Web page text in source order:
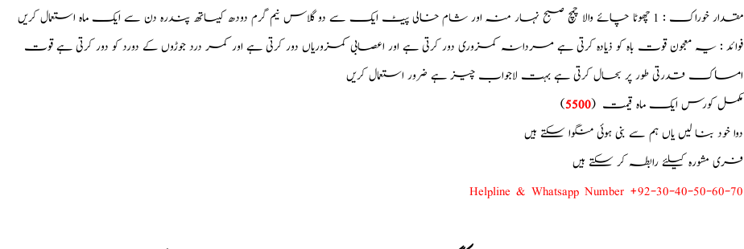
مقدار خوراک : 1 چھوٹا چائے والا چمچ صبح نہار منہ اور شام خالی پیٹ ایک سے دو گلاس نیم گرم دودھ کیساتھ پندرہ دن سے ایک ماہ استعمال کریں
فوائد : یہ معجون قوت باہ کو ذیادہ کرتی ہے مردانہ کمزوری دور کرتی ہے اور اعصابی کمزوریاں دور کرتی ہے اور کمر درد جوڑوں کے دورد کو دور کرتی ہے قوت
امساک قدرتی طور پر بحال کرتی ہے بہت لاجواب چیز ہے ضرور استعمال کریں
مکمل کورس ایک ماہ قیمت (5500
)
دوا خود بنا لیں یاں ہم سے بنی ہوئی منگوا سکتے ہیں
فری مشورہ کیلئے رابطہ کر سکتے ہیں
Helpline & Whatsapp Number +92-30-40-50-60-70